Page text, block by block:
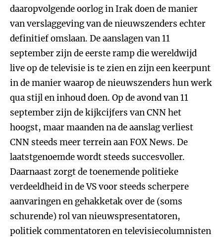
daaropvolgende oorlog in Irak doen de manier
van verslaggeving van de nieuwszenders echter
definitief omslaan. De aanslagen van 11
september zijn de eerste ramp die wereldwijd
live op de televisie is te zien en zijn een keerpunt
in de manier waarop de nieuwszenders hun werk
qua stijl en inhoud doen. Op de avond van 11
september zijn de kijkcijfers van CNN het
hoogst, maar maanden na de aanslag verliest
CNN steeds meer terrein aan FOX News. De
laatstgenoemde wordt steeds succesvoller.
Daarnaast zorgt de toenemende politieke
verdeeldheid in de VS voor steeds scherpere
aanvaringen en gehakketak over de (soms
schurende) rol van nieuwspresentatoren,
politiek commentatoren en televisiecolumnisten